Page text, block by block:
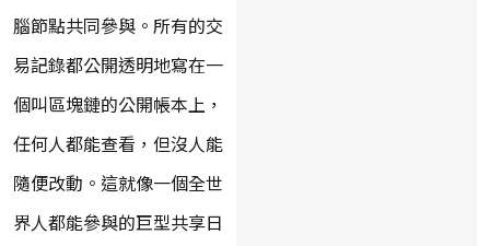
腦節點共同參與。所有的交
易記錄都公開透明地寫在一
個叫區塊鏈的公開帳本上，
任何人都能查看，但沒人能
隨便改動。這就像一個全世
界人都能參與的巨型共享日